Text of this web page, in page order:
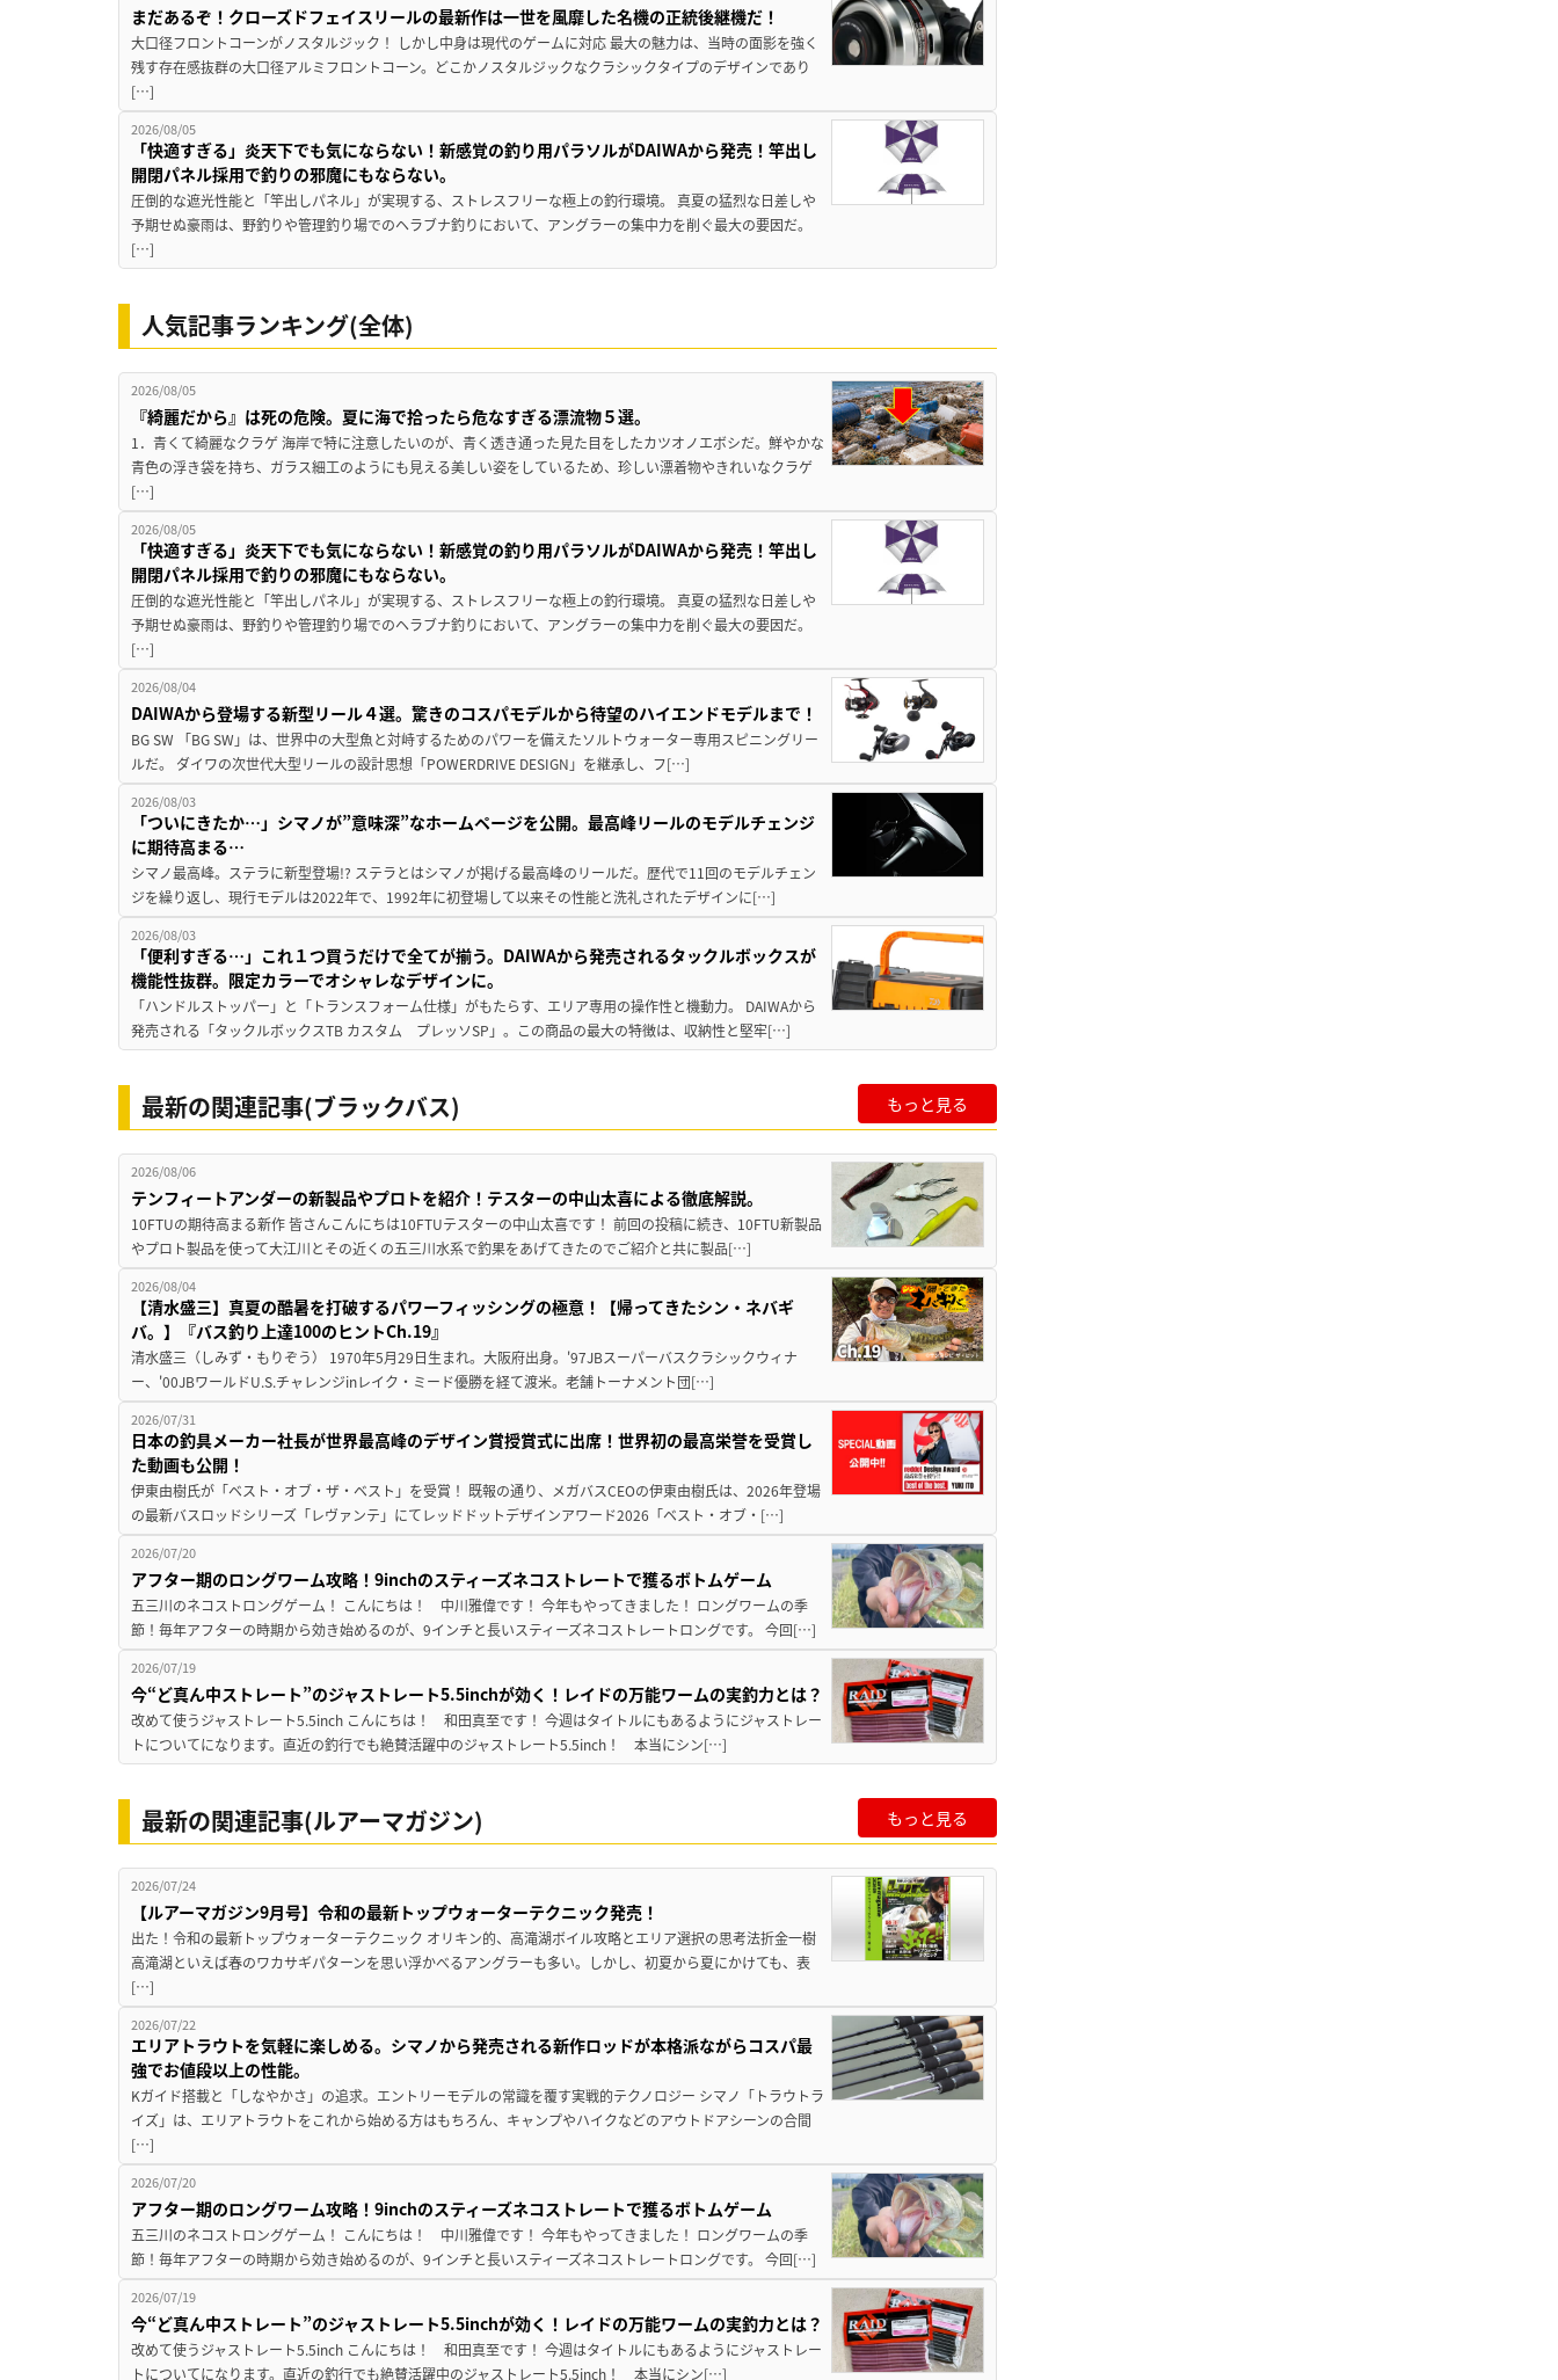
まだあるぞ！クローズドフェイスリールの最新作は一世を風靡した名機の正統後継機だ！
大口径フロントコーンがノスタルジック！ しかし中身は現代のゲームに対応 最大の魅力は、当時の面影を強く
残す存在感抜群の大口径アルミフロントコーン。どこかノスタルジックなクラシックタイプのデザインであり
[…]
2026/08/05
「快適すぎる」炎天下でも気にならない！新感覚の釣り用パラソルがDAIWAから発売！竿出し
開閉パネル採用で釣りの邪魔にもならない。
圧倒的な遮光性能と「竿出しパネル」が実現する、ストレスフリーな極上の釣行環境。 真夏の猛烈な日差しや
予期せぬ豪雨は、野釣りや管理釣り場でのヘラブナ釣りにおいて、アングラーの集中力を削ぐ最大の要因だ。
[…]
人気記事ランキング(全体)
2026/08/05
『綺麗だから』は死の危険。夏に海で拾ったら危なすぎる漂流物５選。
1．青くて綺麗なクラゲ 海岸で特に注意したいのが、青く透き通った見た目をしたカツオノエボシだ。鮮やかな
青色の浮き袋を持ち、ガラス細工のようにも見える美しい姿をしているため、珍しい漂着物やきれいなクラゲ
[…]
2026/08/05
「快適すぎる」炎天下でも気にならない！新感覚の釣り用パラソルがDAIWAから発売！竿出し
開閉パネル採用で釣りの邪魔にもならない。
圧倒的な遮光性能と「竿出しパネル」が実現する、ストレスフリーな極上の釣行環境。 真夏の猛烈な日差しや
予期せぬ豪雨は、野釣りや管理釣り場でのヘラブナ釣りにおいて、アングラーの集中力を削ぐ最大の要因だ。
[…]
2026/08/04
DAIWAから登場する新型リール４選。驚きのコスパモデルから待望のハイエンドモデルまで！
BG SW 「BG SW」は、世界中の大型魚と対峙するためのパワーを備えたソルトウォーター専用スピニングリー
ルだ。 ダイワの次世代大型リールの設計思想「POWERDRIVE DESIGN」を継承し、フ[…]
2026/08/03
「ついにきたか…」シマノが”意味深”なホームページを公開。最高峰リールのモデルチェンジ
に期待高まる…
シマノ最高峰。ステラに新型登場!? ステラとはシマノが掲げる最高峰のリールだ。歴代で11回のモデルチェン
ジを繰り返し、現行モデルは2022年で、1992年に初登場して以来その性能と洗礼されたデザインに[…]
2026/08/03
「便利すぎる…」これ１つ買うだけで全てが揃う。DAIWAから発売されるタックルボックスが
機能性抜群。限定カラーでオシャレなデザインに。
「ハンドルストッパー」と「トランスフォーム仕様」がもたらす、エリア専用の操作性と機動力。 DAIWAから
発売される「タックルボックスTB カスタム プレッソSP」。この商品の最大の特徴は、収納性と堅牢[…]
最新の関連記事(ブラックバス) もっと見る
2026/08/06
テンフィートアンダーの新製品やプロトを紹介！テスターの中山太喜による徹底解説。
10FTUの期待高まる新作 皆さんこんにちは10FTUテスターの中山太喜です！ 前回の投稿に続き、10FTU新製品
やプロト製品を使って大江川とその近くの五三川水系で釣果をあげてきたのでご紹介と共に製品[…]
2026/08/04
【清水盛三】真夏の酷暑を打破するパワーフィッシングの極意！【帰ってきたシン・ネバギ
バ。】『バス釣り上達100のヒントCh.19』
清水盛三（しみず・もりぞう） 1970年5月29日生まれ。大阪府出身。'97JBスーパーバスクラシックウィナ
ー、'00JBワールドU.S.チャレンジinレイク・ミード優勝を経て渡米。老舗トーナメント団[…]
2026/07/31
日本の釣具メーカー社長が世界最高峰のデザイン賞授賞式に出席！世界初の最高栄誉を受賞し
た動画も公開！
伊東由樹氏が「ベスト・オブ・ザ・ベスト」を受賞！ 既報の通り、メガバスCEOの伊東由樹氏は、2026年登場
の最新バスロッドシリーズ「レヴァンテ」にてレッドドットデザインアワード2026「ベスト・オブ・[…]
2026/07/20
アフター期のロングワーム攻略！9inchのスティーズネコストレートで獲るボトムゲーム
五三川のネコストロングゲーム！ こんにちは！ 中川雅偉です！ 今年もやってきました！ ロングワームの季
節！毎年アフターの時期から効き始めるのが、9インチと長いスティーズネコストレートロングです。 今回[…]
2026/07/19
今“ど真ん中ストレート”のジャストレート5.5inchが効く！レイドの万能ワームの実釣力とは？
改めて使うジャストレート5.5inch こんにちは！ 和田真至です！ 今週はタイトルにもあるようにジャストレー
トについてになります。直近の釣行でも絶賛活躍中のジャストレート5.5inch！ 本当にシン[…]
最新の関連記事(ルアーマガジン) もっと見る
2026/07/24
【ルアーマガジン9月号】令和の最新トップウォーターテクニック発売！
出た！令和の最新トップウォーターテクニック オリキン的、高滝湖ボイル攻略とエリア選択の思考法折金一樹
高滝湖といえば春のワカサギパターンを思い浮かべるアングラーも多い。しかし、初夏から夏にかけても、表
[…]
2026/07/22
エリアトラウトを気軽に楽しめる。シマノから発売される新作ロッドが本格派ながらコスパ最
強でお値段以上の性能。
Kガイド搭載と「しなやかさ」の追求。エントリーモデルの常識を覆す実戦的テクノロジー シマノ「トラウトラ
イズ」は、エリアトラウトをこれから始める方はもちろん、キャンプやハイクなどのアウトドアシーンの合間
[…]
2026/07/20
アフター期のロングワーム攻略！9inchのスティーズネコストレートで獲るボトムゲーム
五三川のネコストロングゲーム！ こんにちは！ 中川雅偉です！ 今年もやってきました！ ロングワームの季
節！毎年アフターの時期から効き始めるのが、9インチと長いスティーズネコストレートロングです。 今回[…]
2026/07/19
今“ど真ん中ストレート”のジャストレート5.5inchが効く！レイドの万能ワームの実釣力とは？
改めて使うジャストレート5.5inch こんにちは！ 和田真至です！ 今週はタイトルにもあるようにジャストレー
トについてになります。直近の釣行でも絶賛活躍中のジャストレート5.5inch！ 本当にシン[…]